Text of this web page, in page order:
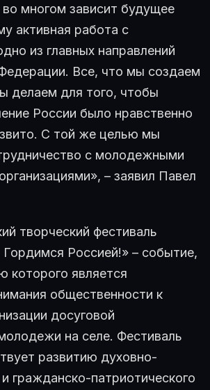
многом зависит будущее
активная работа с
из главных направлений
Все, что мы создаем
делаем для того, чтобы
России было нравственно
С той же целью мы
с молодежными
– заявил Павел
творческий фестиваль
Россией!» – событие,
которого является
общественности к
досуговой
на селе. Фестиваль
развитию духовно-
гражданско-патриотического